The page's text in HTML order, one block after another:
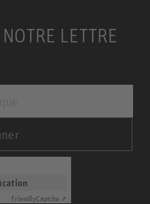
LETTRE
FriendlyCaptcha ⇗